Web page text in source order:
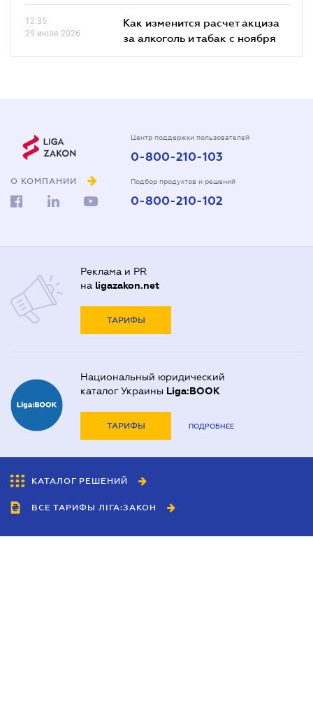
12.35
29 июля 2026
Как изменится расчет акциза
за алкоголь и табак с ноября
О КОМПАНИИ
Центр поддержки пользователей
0-800-210-103
Подбор продуктов и решений
0-800-210-102
Реклама и PR
на ligazakon.net
ТАРИФЫ
Национальный юридический
каталог Украины Liga:BOOK
ТАРИФЫ ПОДРОБНЕЕ
КАТАЛОГ РЕШЕНИЙ
ВСЕ ТАРИФЫ ЛІГА:ЗАКОН